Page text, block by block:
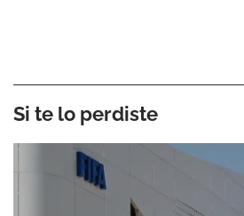
Si te lo perdiste